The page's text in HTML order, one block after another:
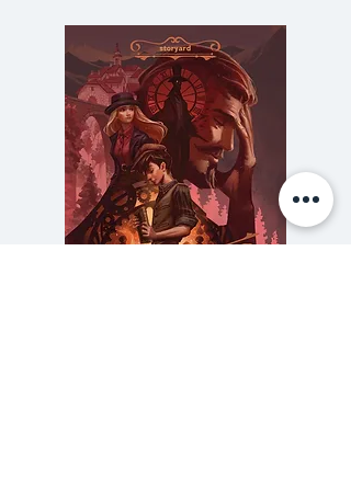
ถูกบังคับให้เข้าไปอยู่ในห้องคน
บ้า เนื่องมาจากพฤติกรรมที่
ปฏิเสธแบบแผนชีวิต และความเชื่อ
ของคนส่วนใหญ่ในเมือง กับคนบ้า
ที่เขาว่าไม่บ้าในเมืองนั้น อะไรคือ
ความจริง ใครคือคนและคนคือ